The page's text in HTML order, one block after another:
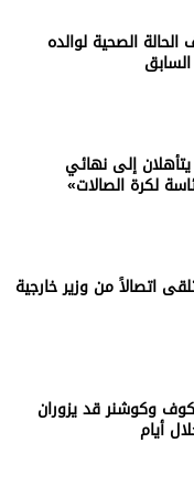
الصحية لوالده
إلى نهائي
لكرة الصالات»
اتصالاً من وزير خارجية
وكوشنر قد يزوران
أيام